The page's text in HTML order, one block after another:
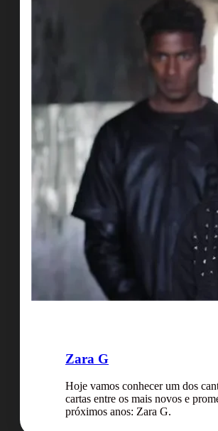
Zara G
Hoje vamos conhecer um dos
cartas entre os mais novos e
próximos anos: Zara G.